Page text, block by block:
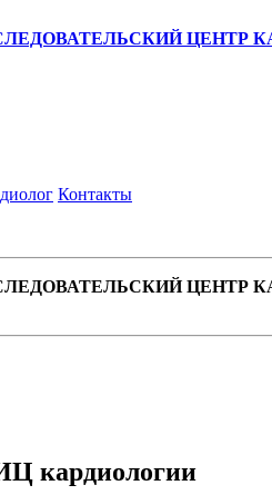
ЦЕНТР
Контакты
ЦЕНТР
кардиологии